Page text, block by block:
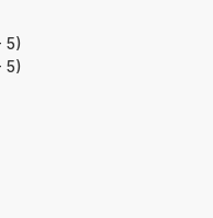
(Non-Contact Voltage).
mendekatkan ujung
layar digital akan
Tampilan digital yang jelas
5)
5)